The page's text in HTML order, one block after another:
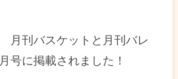
月刊バスケットと月刊バレ
号に掲載されました！